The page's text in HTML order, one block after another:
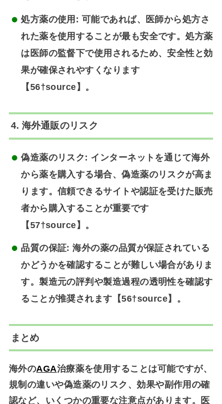
処方薬の使用 : 可能であれば、医師から処方さ
れた薬を使用することが最も安全です。処方薬
は医師の監督下で使用されるため、安全性と効
果が確保されやすくなります
【56†source】。
4. 海外通販のリスク
偽造薬のリスク: インターネットを通じて海外
から薬を購入する場合、偽造薬のリスクが高ま
ります。信頼できるサイトや認証を受けた販売
者から購入することが重要です
【57†source】。
品質の保証: 海外の薬の品質が保証されている
かどうかを確認することが難しい場合がありま
す。製造元の評判や製造過程の透明性を確認す
ることが推奨されます【56†source】。
まとめ
海外のAGA治療薬を使用することは可能ですが、
規制の違いや偽造薬のリスク、効果や副作用の確
認など、いくつかの重要な注意点があります。医